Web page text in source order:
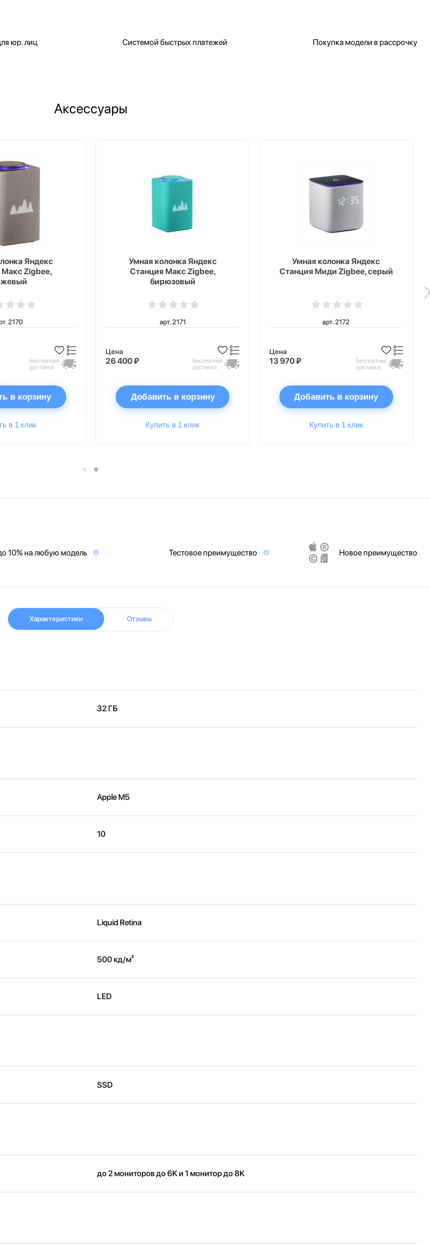
юр. лиц Системой быстрых платежей Покупка модели в рассрочку
Аксессуары
Яндекс
Zigbee,
2170
Бесплатная
доставка
в корзину
в 1 клик
Умная колонка Яндекс
Станция Макс Zigbee,
бирюзовый
арт. 2171
Цена
26 400 ₽
Бесплатная
доставка
Добавить в корзину
Купить в 1 клик
Умная колонка Яндекс
Станция Миди Zigbee, серый
арт. 2172
Цена
13 970 ₽
Бесплатная
доставка
Добавить в корзину
Купить в 1 клик
10% на любую модель Тестовое преимущество Новое преимущество
Характеристики Отзывы
32 ГБ
Apple M5
10
Liquid Retina
500 кд/м²
LED
SSD
до 2 мониторов до 6K и 1 монитор до 8K